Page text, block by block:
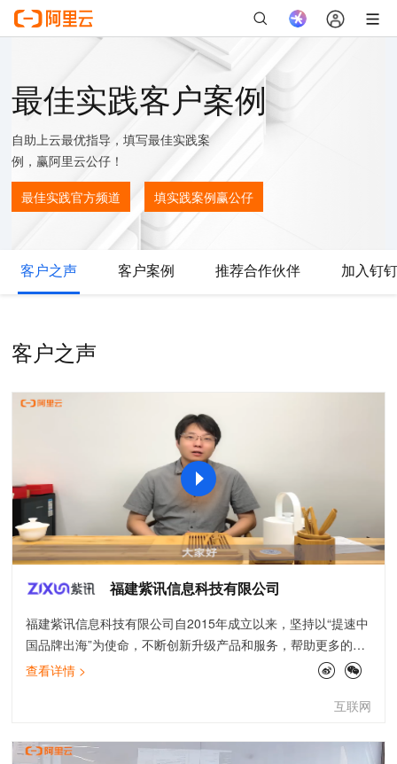
最佳实践客户案例
自助上云最优指导，填写最佳实践案
例，赢阿里云公仔！
最佳实践官方频道 填实践案例赢公仔
客户之声 客户案例 推荐合作伙伴 加入钉
客户之声
福建紫讯信息科技有限公司
福建紫讯信息科技有限公司自2015年成立以来，坚持以“提速中
国品牌出海”为使命，不断创新升级产品和服务，帮助更多的跨
境电商卖家安全稳定快速出海。凭借多年行业的沉淀以及对跨
鸟卖家助手、紫鸟浏览器等产品，为数百万跨境人构建了一个
技术支持，进而提升出海效率，加速出海步伐，成就出海理
查看详情 >
互联网